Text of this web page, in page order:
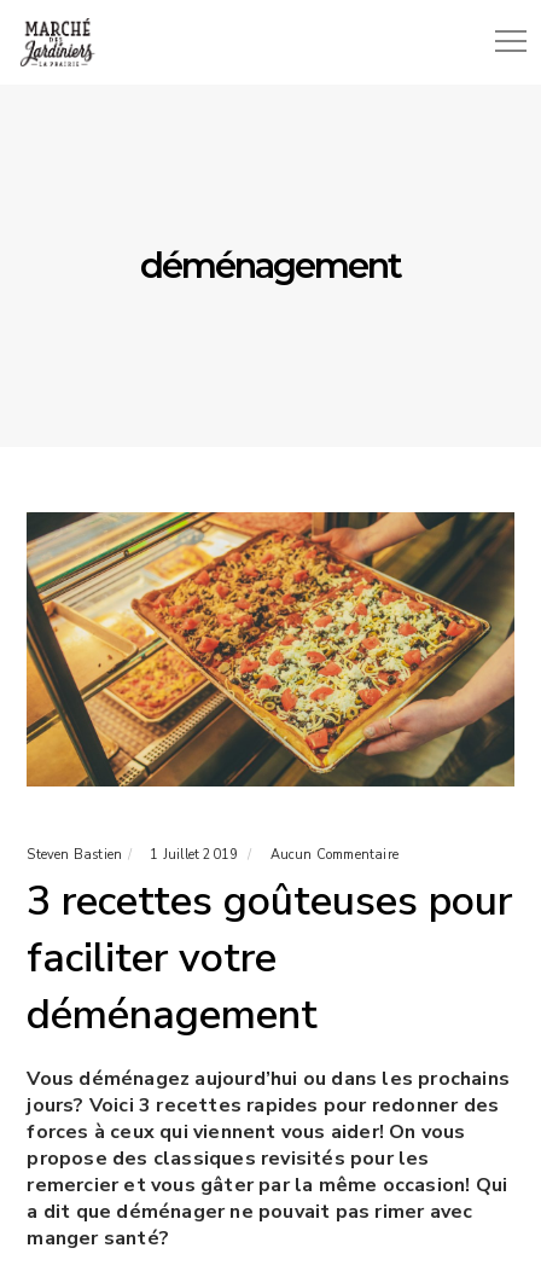
déménagement
Steven Bastien 1 Juillet 2019 Aucun Commentaire
3 recettes goûteuses pour
faciliter votre
déménagement
Vous déménagez aujourd’hui ou dans les prochains
jours? Voici 3 recettes rapides pour redonner des
forces à ceux qui viennent vous aider! On vous
propose des classiques revisités pour les
remercier et vous gâter par la même occasion! Qui
a dit que déménager ne pouvait pas rimer avec
manger santé?